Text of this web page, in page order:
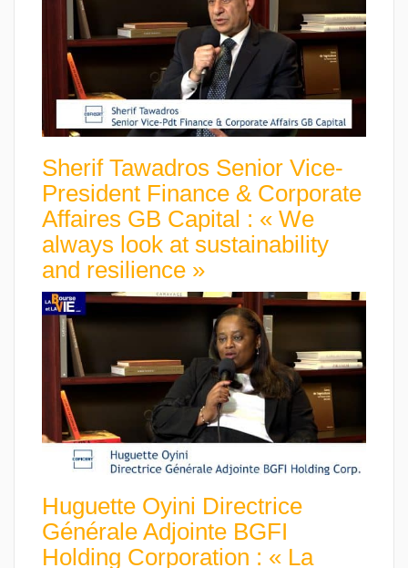
Sherif Tawadros Senior Vice-
President Finance & Corporate
Affaires GB Capital : « We
always look at sustainability
and resilience »
Huguette Oyini Directrice
Générale Adjointe BGFI
Holding Corporation : « La